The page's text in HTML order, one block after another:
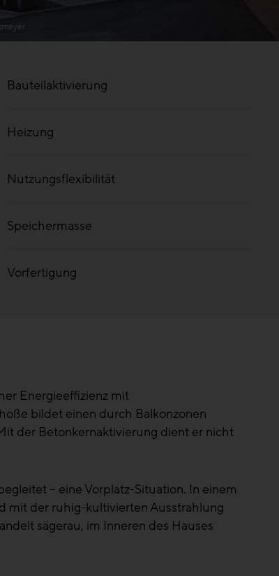
Bauteilaktivierung
Heizung
Nutzungsflexibilität
Speichermasse
Vorfertigung
Energieeffizienz mit
bildet einen durch Balkonzonen
der Betonkernaktivierung dient er nicht
– eine Vorplatz-Situation. In einem
mit der ruhig-kultivierten Ausstrahlung
sägerau, im Inneren des Hauses